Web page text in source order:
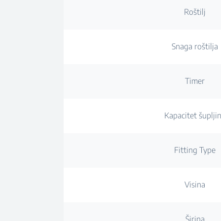
Roštilj
Snaga roštilja
Timer
Kapacitet
Fitting Type
Visina
Širina